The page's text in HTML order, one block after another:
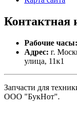
Контактная
Рабочие часы:
Адрес: г.
улица, 11к1
Запчасти для
ООО "БукНот".